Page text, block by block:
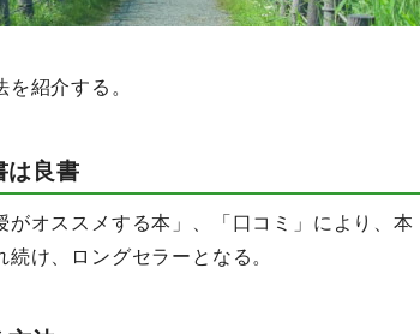
紹介する。
は良書
がオススメする本」、「口コミ」により、本
け、ロングセラーとなる。